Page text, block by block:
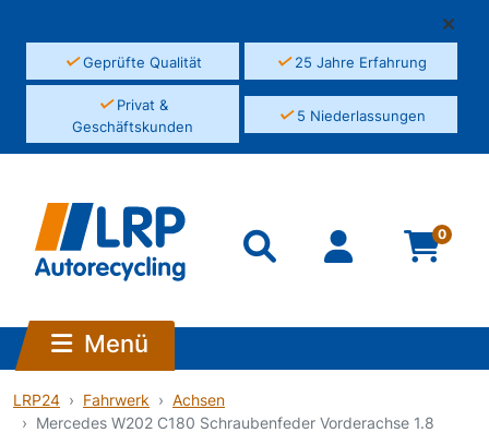
✓Geprüfte Qualität ✓25 Jahre Erfahrung
✓Privat &
Geschäftskunden
✓5 Niederlassungen
0
Menü
LRP24 Fahrwerk
Achsen
Mercedes W202 C180 Schraubenfeder Vorderachse 1.8